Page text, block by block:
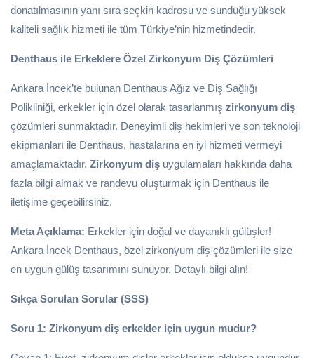
donatılmasının yanı sıra seçkin kadrosu ve sunduğu yüksek
kaliteli sağlık hizmeti ile tüm Türkiye’nin hizmetindedir.
Denthaus ile Erkeklere Özel Zirkonyum Diş Çözümleri
Ankara İncek’te bulunan Denthaus Ağız ve Diş Sağlığı
Polikliniği, erkekler için özel olarak tasarlanmış zirkonyum diş
çözümleri sunmaktadır. Deneyimli diş hekimleri ve son teknoloji
ekipmanları ile Denthaus, hastalarına en iyi hizmeti vermeyi
amaçlamaktadır. Zirkonyum diş uygulamaları hakkında daha
fazla bilgi almak ve randevu oluşturmak için Denthaus ile
iletişime geçebilirsiniz.
Meta Açıklama: Erkekler için doğal ve dayanıklı gülüşler!
Ankara İncek Denthaus, özel zirkonyum diş çözümleri ile size
en uygun gülüş tasarımını sunuyor. Detaylı bilgi alın!
Sıkça Sorulan Sorular (SSS)
Soru 1: Zirkonyum diş erkekler için uygun mudur?